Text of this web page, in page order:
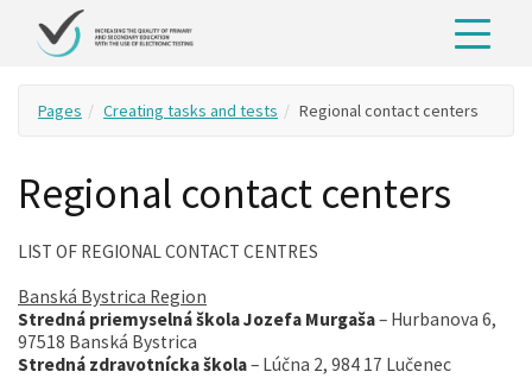
Pages Creating tasks and tests Regional contact centers
Regional contact centers
LIST OF REGIONAL CONTACT CENTRES
Banská Bystrica Region
Stredná priemyselná škola Jozefa Murgaša– Hurbanova 6,
97518 Banská Bystrica
Stredná zdravotníckaškola– Lúčna 2, 984 17 Lučenec